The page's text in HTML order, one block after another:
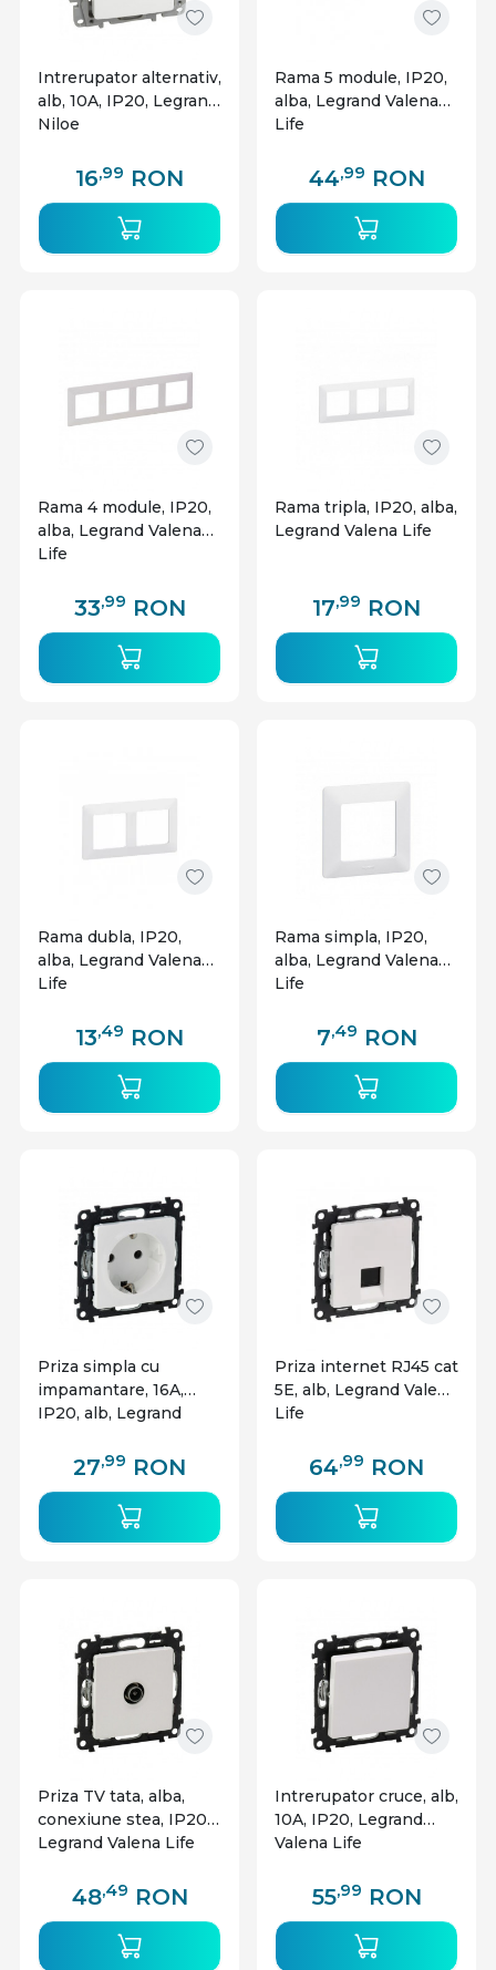
Intrerupator alternativ,
alb, 10A, IP20, Legrand
Niloe
16,99 RON
Rama 5 module, IP20,
alba, Legrand Valena
Life
44,99 RON
Rama 4 module, IP20,
alba, Legrand Valena
Life
33,99 RON
Rama tripla, IP20, alba,
Legrand Valena Life
17,99 RON
Rama dubla, IP20,
alba, Legrand Valena
Life
13,49 RON
Rama simpla, IP20,
alba, Legrand Valena
Life
7,49 RON
Priza simpla cu
impamantare, 16A,
IP20, alb, Legrand
27,99 RON
Priza internet RJ45 cat
5E, alb, Legrand Valena
Life
64,99 RON
Priza TV tata, alba,
conexiune stea, IP20,
Legrand Valena Life
48,49 RON
Intrerupator cruce, alb,
10A, IP20, Legrand
Valena Life
55,99 RON